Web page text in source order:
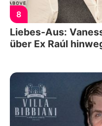
8
Liebes-Aus:
über Ex Raúl